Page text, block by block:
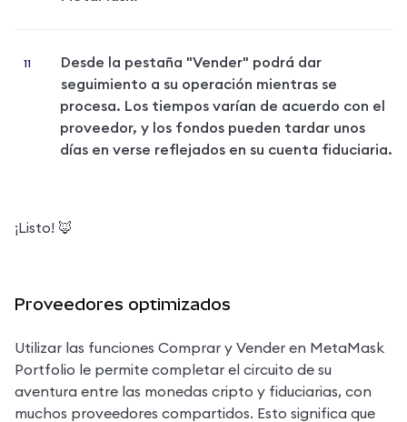
Desde la pestaña "Vender" podrá dar
seguimiento a su operación mientras se
procesa. Los tiempos varían de acuerdo con el
proveedor, y los fondos pueden tardar unos
días en verse reflejados en su cuenta fiduciaria.
¡Listo! 🦊
Proveedores optimizados
Utilizar las funciones Comprar y Vender en MetaMask
Portfolio le permite completar el circuito de su
aventura entre las monedas cripto y fiduciarias, con
muchos proveedores compartidos. Esto significa que